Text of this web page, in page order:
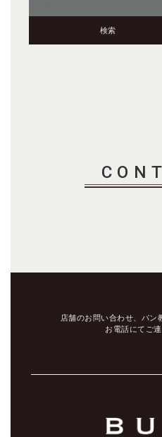
店舗のお問い合わせ、パン
お電話にてご連